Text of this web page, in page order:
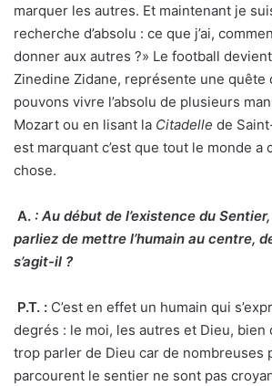
marquer les autres. Et maintenant je
recherche d’absolu : ce que j’ai,
donner aux autres ?» Le football
Zinedine Zidane, représente une quête
pouvons vivre l’absolu de plusieurs
Mozart ou en lisant la Citadelle de
est marquant c’est que tout le monde a
chose.
A. : Au début de l’existence du
parliez de mettre l’humain au centre,
s’agit-il ?
P.T. : C’est en effet un humain qui
degrés : le moi, les autres et Dieu, bien
trop parler de Dieu car de nombreuses
parcourent le sentier ne sont pas